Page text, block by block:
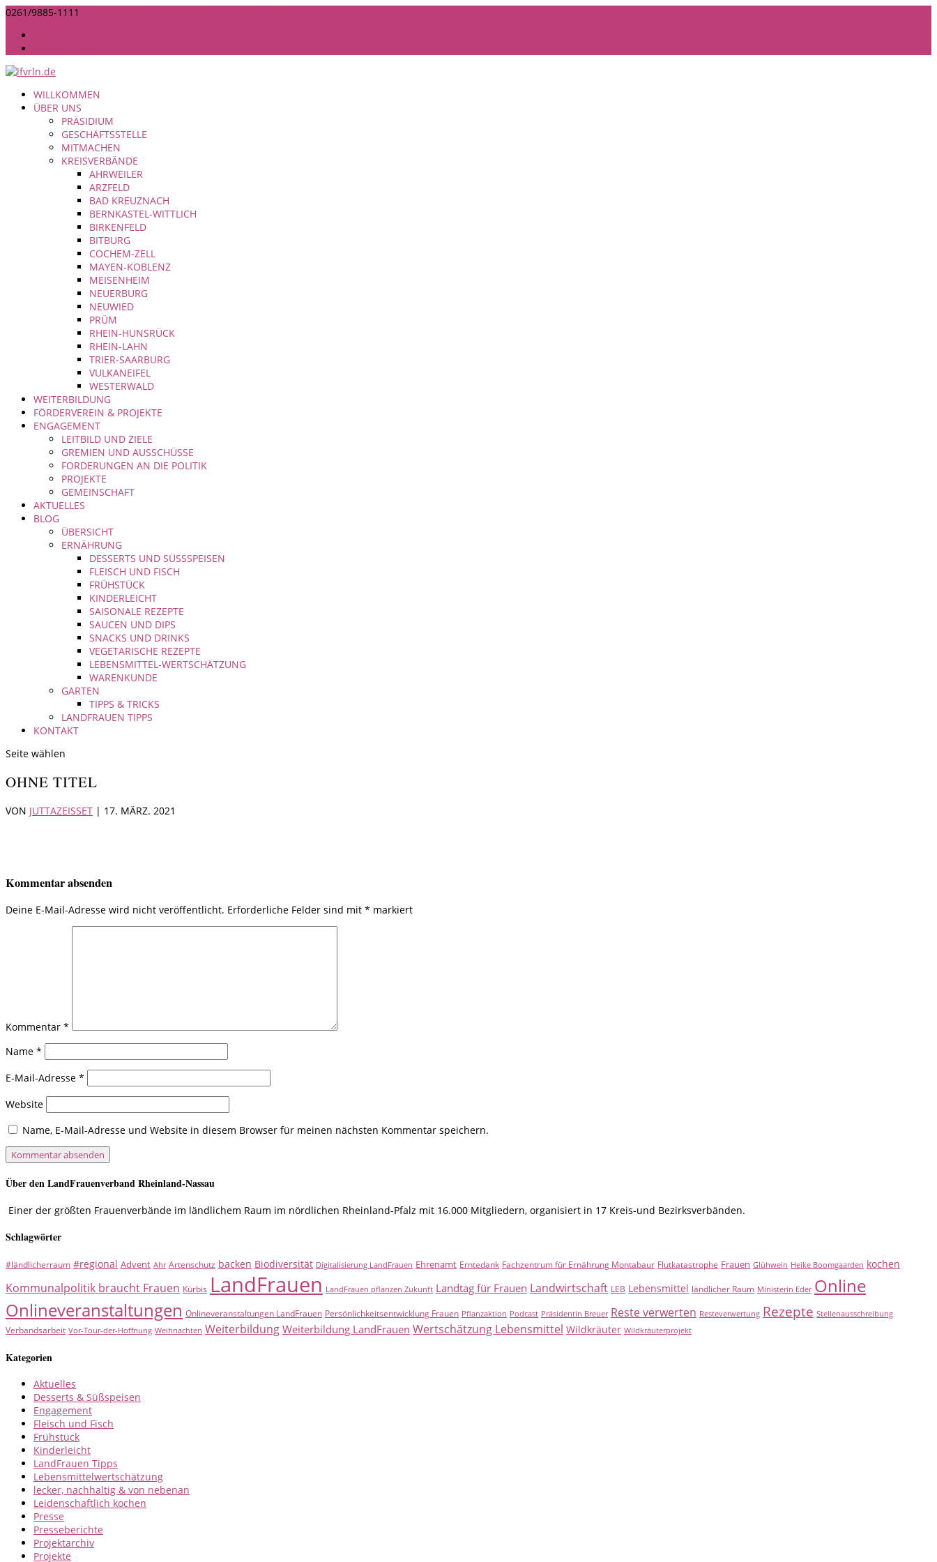
0261/9885-1111
WILLKOMMEN
ÜBER UNS
PRÄSIDIUM
GESCHÄFTSSTELLE
MITMACHEN
KREISVERBÄNDE
AHRWEILER
ARZFELD
BAD KREUZNACH
BERNKASTEL-WITTLICH
BIRKENFELD
BITBURG
COCHEM-ZELL
MAYEN-KOBLENZ
MEISENHEIM
NEUERBURG
NEUWIED
PRÜM
RHEIN-HUNSRÜCK
RHEIN-LAHN
TRIER-SAARBURG
VULKANEIFEL
WESTERWALD
WEITERBILDUNG
FÖRDERVEREIN & PROJEKTE
ENGAGEMENT
LEITBILD UND ZIELE
GREMIEN UND AUSSCHÜSSE
FORDERUNGEN AN DIE POLITIK
PROJEKTE
GEMEINSCHAFT
AKTUELLES
BLOG
ÜBERSICHT
ERNÄHRUNG
DESSERTS UND SÜSSSPEISEN
FLEISCH UND FISCH
FRÜHSTÜCK
KINDERLEICHT
SAISONALE REZEPTE
SAUCEN UND DIPS
SNACKS UND DRINKS
VEGETARISCHE REZEPTE
LEBENSMITTEL-WERTSCHÄTZUNG
WARENKUNDE
GARTEN
TIPPS & TRICKS
LANDFRAUEN TIPPS
KONTAKT
Seite wählen
OHNE TITEL
VON JUTTAZEISSET | 17. MÄRZ. 2021
Kommentar absenden
Deine E-Mail-Adresse wird nicht veröffentlicht. Erforderliche Felder sind mit * markiert
Kommentar *
Name *
E-Mail-Adresse *
Website
Name, E-Mail-Adresse und Website in diesem Browser für meinen nächsten Kommentar speichern.
Über den LandFrauenverband Rheinland-Nassau
Einer der größten Frauenverbände im ländlichem Raum im nördlichen Rheinland-Pfalz mit 16.000 Mitgliedern, organisiert in 17 Kreis-und Bezirksverbänden.
Schlagwörter
#ländlicherraum #regional Advent Ahr Artenschutz backen Biodiversität Digitalisierung LandFrauen Ehrenamt Erntedank Fachzentrum für Ernährung Montabaur Flutkatastrophe Frauen Glühwein Heike Boomgaarden kochen
Kommunalpolitik braucht Frauen Kürbis LandFrauen LandFrauen pflanzen Zukunft Landtag für Frauen Landwirtschaft LEB Lebensmittel ländlicher Raum Ministerin Eder Online
Onlineveranstaltungen Onlineveranstaltungen LandFrauen Persönlichkeitsentwicklung Frauen Pflanzaktion Podcast Präsidentin Breuer Reste verwerten Resteverwertung Rezepte Stellenausschreibung
Verbandsarbeit Vor-Tour-der-Hoffnung Weihnachten Weiterbildung Weiterbildung LandFrauen Wertschätzung Lebensmittel Wildkräuter Wildkräuterprojekt
Kategorien
Aktuelles
Desserts & Süßspeisen
Engagement
Fleisch und Fisch
Frühstück
Kinderleicht
LandFrauen Tipps
Lebensmittelwertschätzung
lecker, nachhaltig & von nebenan
Leidenschaftlich kochen
Presse
Presseberichte
Projektarchiv
Projekte